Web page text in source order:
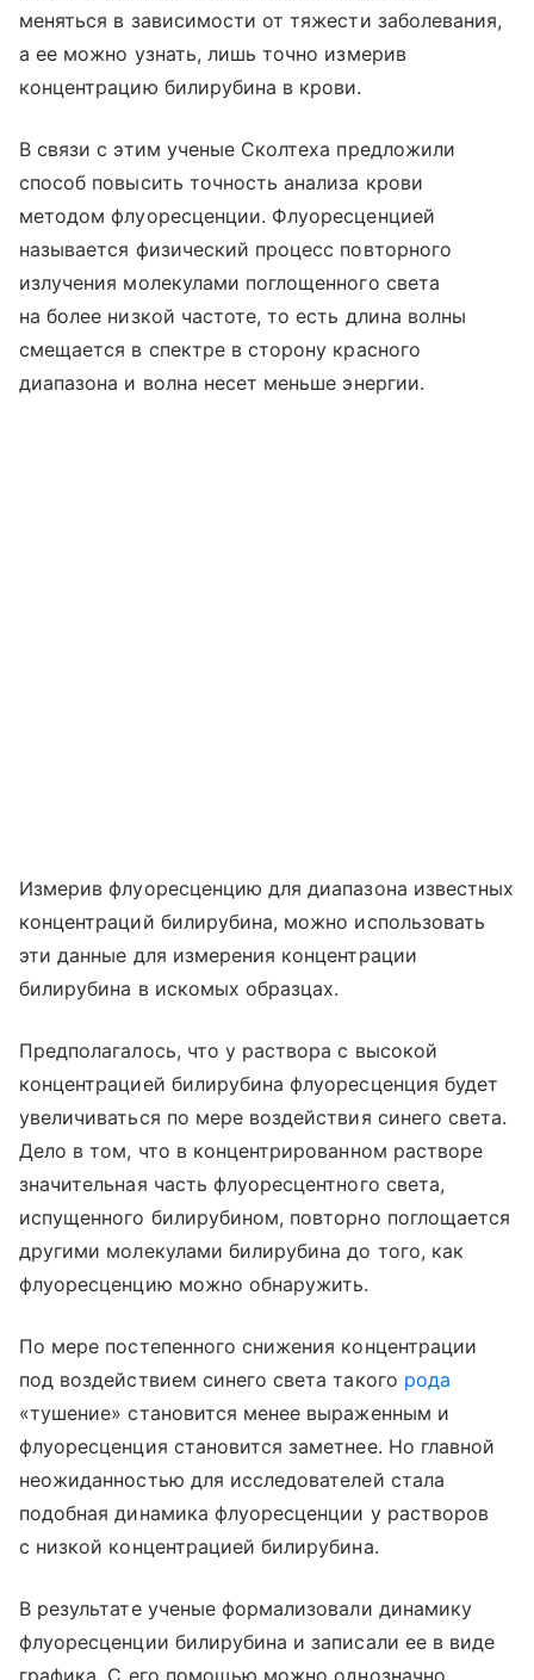
меняться в зависимости от тяжести заболевания,
а ее можно узнать, лишь точно измерив
концентрацию билирубина в крови.
В связи с этим ученые Сколтеха предложили
способ повысить точность анализа крови
методом флуоресценции. Флуоресценцией
называется физический процесс повторного
излучения молекулами поглощенного света
на более низкой частоте, то есть длина волны
смещается в спектре в сторону красного
диапазона и волна несет меньше энергии.
Измерив флуоресценцию для диапазона известных
концентраций билирубина, можно использовать
эти данные для измерения концентрации
билирубина в искомых образцах.
Предполагалось, что у раствора с высокой
концентрацией билирубина флуоресценция будет
увеличиваться по мере воздействия синего света.
Дело в том, что в концентрированном растворе
значительная часть флуоресцентного света,
испущенного билирубином, повторно поглощается
другими молекулами билирубина до того, как
флуоресценцию можно обнаружить.
По мере постепенного снижения концентрации
под воздействием синего света такого рода
«тушение» становится менее выраженным и
флуоресценция становится заметнее. Но главной
неожиданностью для исследователей стала
подобная динамика флуоресценции у растворов
с низкой концентрацией билирубина.
В результате ученые формализовали динамику
флуоресценции билирубина и записали ее в виде
графика. С его помощью можно однозначно